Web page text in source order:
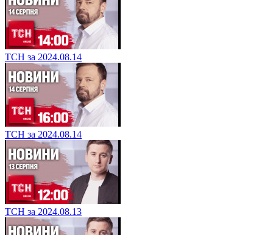
ТСН за 2024.08.14
ТСН за 2024.08.14
ТСН за 2024.08.13